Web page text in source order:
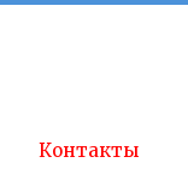
Контакты